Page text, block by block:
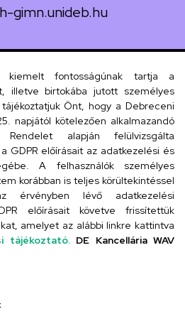
gimn.unideb.hu
kiemelt fontosságúnak tartja a
illetve birtokába jutott személyes
Önt, hogy a Debreceni
napjától kötelezően alkalmazandó
Rendelet alapján felülvizsgálta
GDPR előírásait az adatkezelési és
A felhasználók személyes
korábban is teljes körültekintéssel
érvényben lévő adatkezelési
előírásait követve frissítettük
amelyet az alábbi linkre kattintva
tájékoztató. DE Kancellária WAV